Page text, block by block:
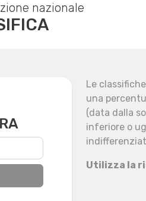
nazionale
Reset filtri
Le
una
(data dalla
inferiore o
Utilizza la